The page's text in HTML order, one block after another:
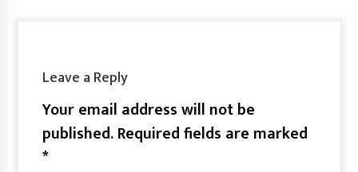
Leave a Reply
Your email address will not be
published.Required fields are marked
*